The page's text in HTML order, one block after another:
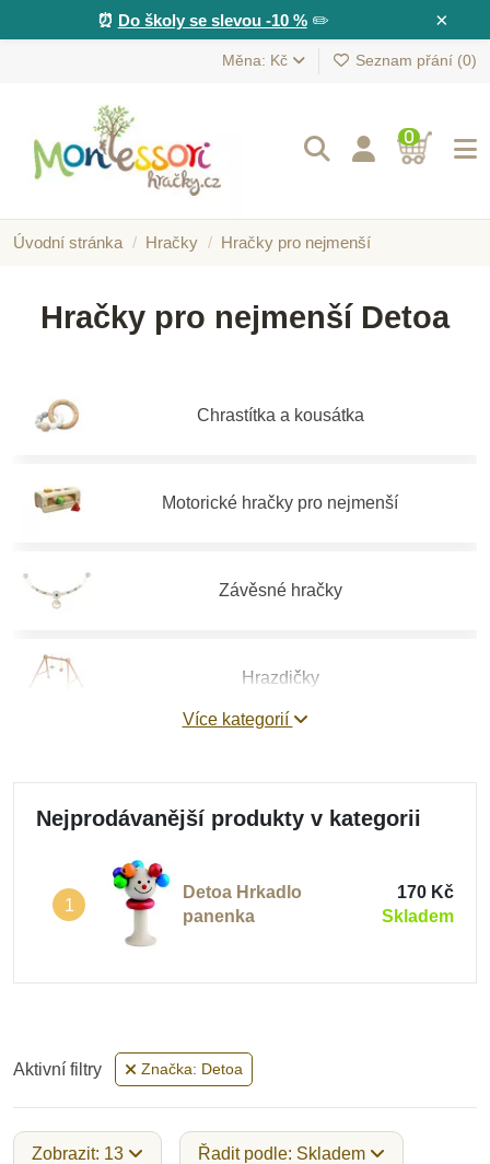
×
⏰ Do školy se slevou -10 %✏️
Měna: Kč Seznam přání (0)
0
Úvodní stránka Hračky Hračky pro nejmenší
Hračky pro nejmenší Detoa
Chrastítka a kousátka
Motorické hračky pro nejmenší
Závěsné hračky
Hrazdičky
Více kategorií
Nejprodávanější produkty v kategorii
1
Detoa Hrkadlo
panenka
170 Kč
Skladem
Aktivní filtry Značka: Detoa
Zobrazit: 13 Řadit podle: Skladem